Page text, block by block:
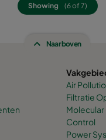
Showing (6 of 7)
Naar boven
Air
Filtratie
Control
Power